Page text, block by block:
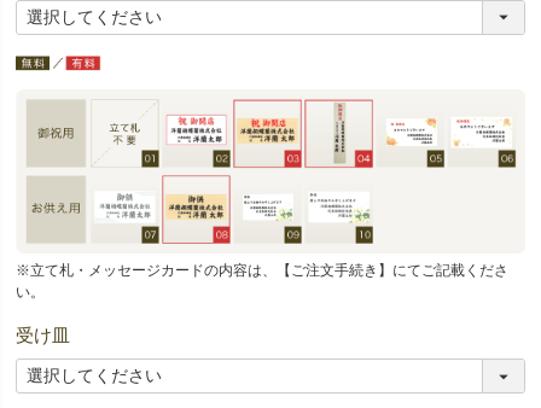
※立て札・メッセージカードの内容は、【ご注文手続き】にてご記載くださ
い。
受け皿